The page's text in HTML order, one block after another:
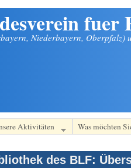
fuer
Niederbayern, Oberpfalz)
Aktivitäten Was möchten
des BLF: